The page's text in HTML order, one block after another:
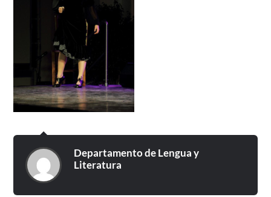
Departamento de Lengua y
Literatura